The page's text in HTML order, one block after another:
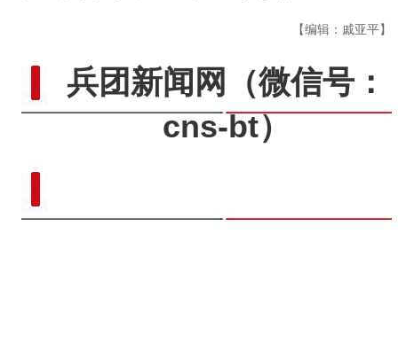
【编辑：戚亚平】
兵团新闻网
（微信号：
cns-bt）